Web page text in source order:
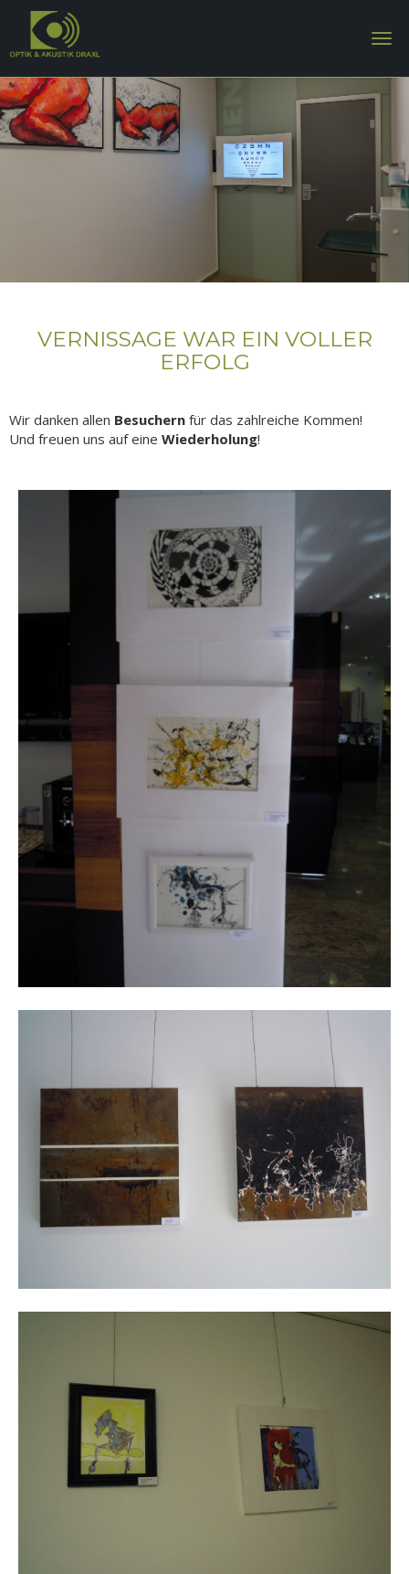
VERNISSAGE WAR EIN VOLLER
ERFOLG
Wir danken allen Besuchern für das zahlreiche Kommen!
Und freuen uns auf eine Wiederholung!